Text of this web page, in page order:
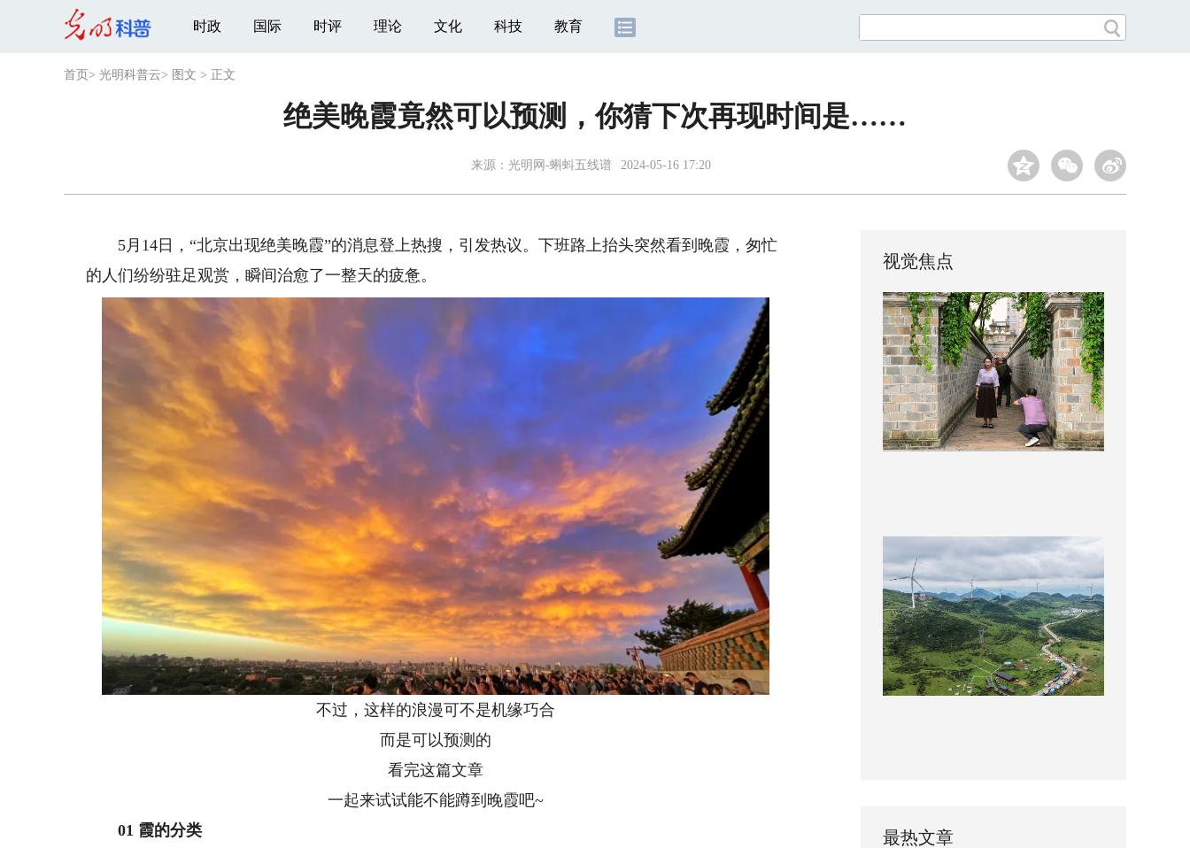
时政 国际 时评 理论 文化 科技 教育
首页 > 光明科普云> 图文 > 正文
绝美晚霞竟然可以预测，你猜下次再现时间是……
来源：光明网-蝌蚪五线谱 2024-05-16 17:20
5月14日，“北京出现绝美晚霞”的消息登上热搜，引发热议。下班路上抬头突然看到晚霞，匆忙
的人们纷纷驻足观赏，瞬间治愈了一整天的疲惫。
不过，这样的浪漫可不是机缘巧合
而是可以预测的
看完这篇文章
一起来试试能不能蹲到晚霞吧~
01 霞的分类
视觉焦点
最热文章